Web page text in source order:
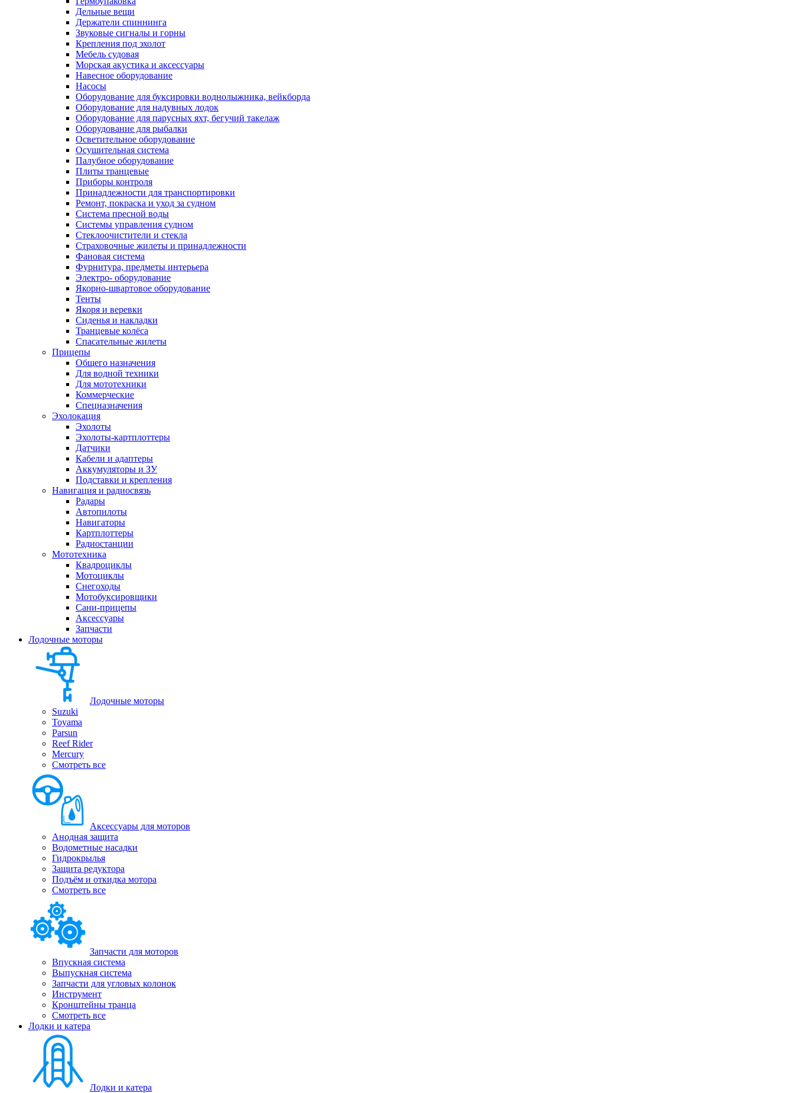
Дельные вещи
Держатели спиннинга
Звуковые сигналы и горны
Крепления под эхолот
Мебель судовая
Морская акустика и аксессуары
Навесное оборудование
Насосы
Оборудование для буксировки воднолыжника, вейкборда
Оборудование для надувных лодок
Оборудование для парусных яхт, бегучий такелаж
Оборудование для рыбалки
Осветительное оборудование
Осушительная система
Палубное оборудование
Плиты транцевые
Приборы контроля
Принадлежности для транспортировки
Ремонт, покраска и уход за судном
Система пресной воды
Системы управления судном
Стеклоочистители и стекла
Страховочные жилеты и принадлежности
Фановая система
Фурнитура, предметы интерьера
Электро- оборудование
Якорно-швартовое оборудование
Тенты
Якоря и веревки
Сиденья и накладки
Транцевые колёса
Спасательные жилеты
Прицепы
Общего назначения
Для водной техники
Для мототехники
Коммерческие
Спецназначения
Эхолокация
Эхолоты
Эхолоты-картплоттеры
Датчики
Кабели и адаптеры
Аккумуляторы и ЗУ
Подставки и крепления
Навигация и радиосвязь
Радары
Автопилоты
Навигаторы
Картплоттеры
Радиостанции
Мототехника
Квадроциклы
Мотоциклы
Снегоходы
Мотобуксировщики
Сани-прицепы
Аксессуары
Запчасти
Лодочные моторы
Лодочные моторы
Suzuki
Toyama
Parsun
Reef Rider
Mercury
Смотреть все
Аксессуары для моторов
Анодная защита
Водометные насадки
Гидрокрылья
Защита редуктора
Подъём и откидка мотора
Смотреть все
Запчасти для моторов
Впускная система
Выпускная система
Запчасти для угловых колонок
Инструмент
Кронштейны транца
Смотреть все
Лодки и катера
Лодки и катера